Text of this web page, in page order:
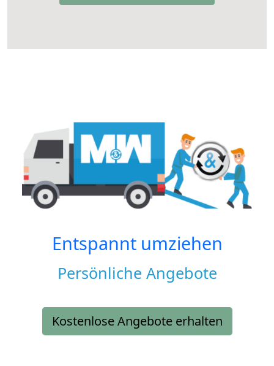
Entspannt umziehen
Persönliche Angebote
Kostenlose Angebote erhalten